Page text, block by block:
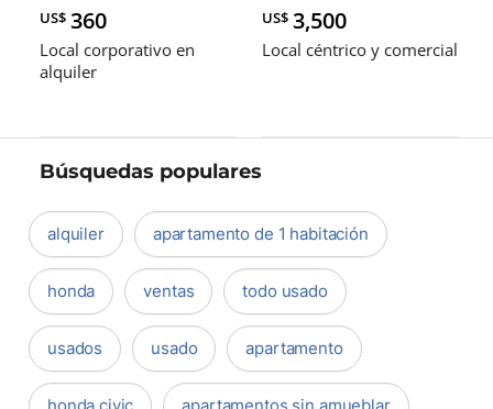
US$ 360
Local corporativo en
alquiler
US$ 3,500
Local céntrico y comercial
Búsquedas populares
alquiler apartamento de 1 habitación
honda ventas todo usado
usados usado apartamento